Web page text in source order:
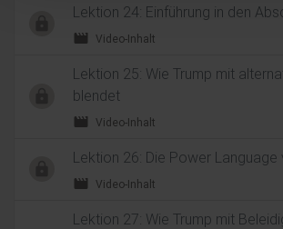
Lektion 24: Einführung in den
movie Video-Inhalt
Lektion 25: Wie Trump mit
blendet
movie Video-Inhalt
Lektion 26: Die Power Language
movie Video-Inhalt
Lektion 27: Wie Trump mit